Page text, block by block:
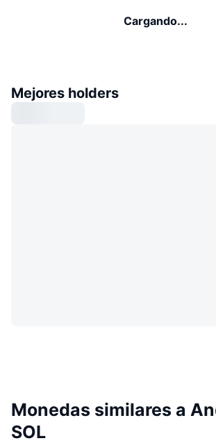
Cargando...
Mejores holders
Monedas similares a
SOL